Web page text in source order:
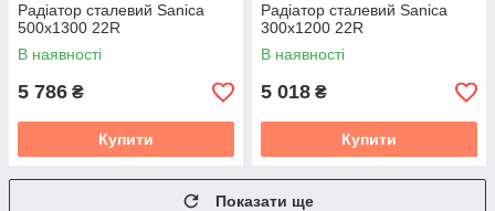
Радіатор сталевий Sanica
500x1300 22R
В наявності
5 786 ₴
Купити
Радіатор сталевий Sanica
300x1200 22R
В наявності
5 018 ₴
Купити
Показати ще